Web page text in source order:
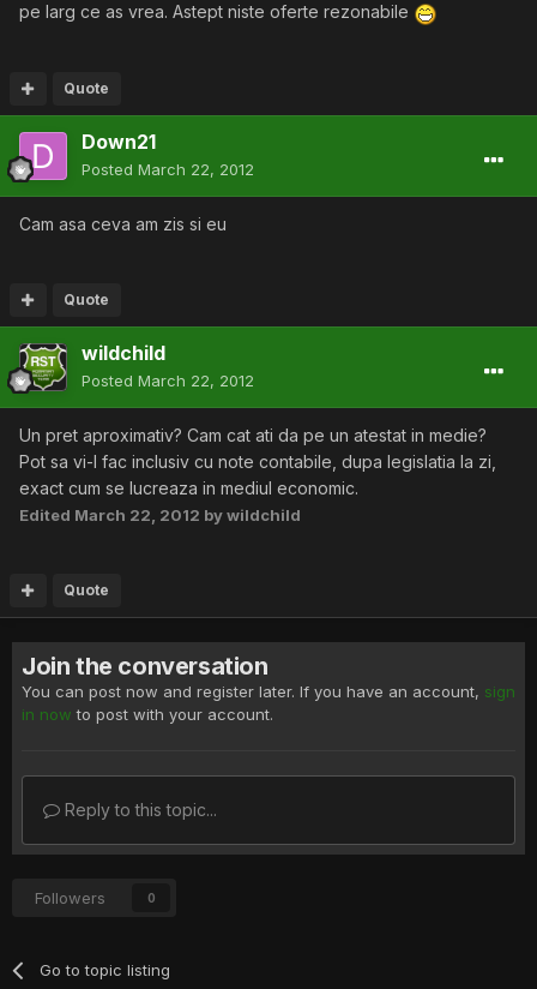
pe larg ce as vrea. Astept niste oferte rezonabile
Quote
Down21
Posted March 22, 2012
Cam asa ceva am zis si eu
Quote
wildchild
Posted March 22, 2012
Un pret aproximativ? Cam cat ati da pe un atestat in medie?
Pot sa vi-l fac inclusiv cu note contabile, dupa legislatia la zi,
exact cum se lucreaza in mediul economic.
Edited March 22, 2012 by wildchild
Quote
Join the conversation
You can post now and register later. If you have an account, sign
in now to post with your account.
Reply to this topic...
Followers 0
Go to topic listing